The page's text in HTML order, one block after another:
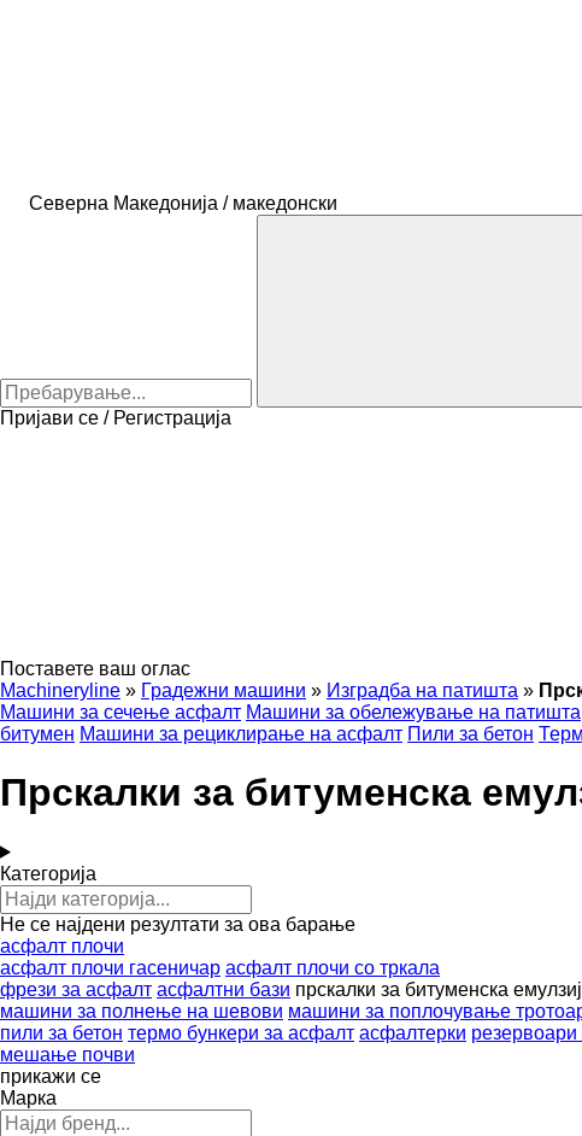
Северна Македонија / македонски
Пријави се / Регистрација
Поставете ваш оглас
Machineryline » Градежни машини » Изградба на патишта »
Машини за сечење асфалт Машини за обележување на патишта
битумен Машини за рециклирање на асфалт Пили за бетон
Прскалки за битуменска
Категорија
Не се најдени резултати за ова барање
асфалт плочи
асфалт плочи гасеничар асфалт плочи со тркала
фрези за асфалт асфалтни бази прскалки за битуменска
машини за полнење на шевови машини за поплочување
пили за бетон термо бункери за асфалт асфалтерки резервоари
мешање почви
прикажи се
Марка